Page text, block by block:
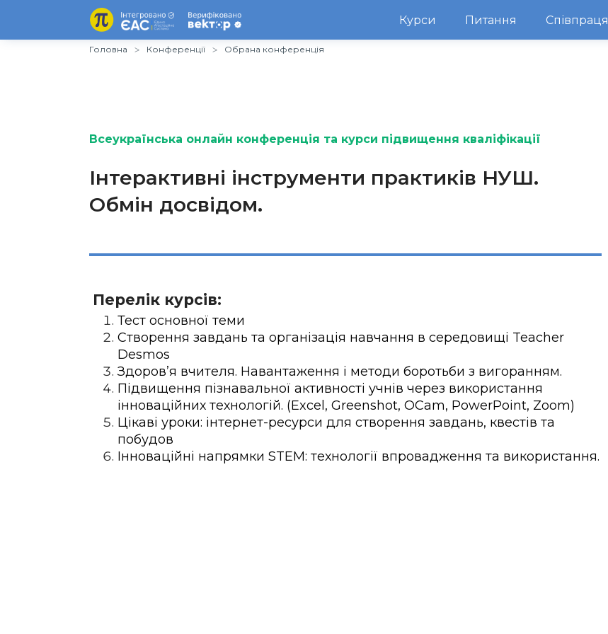
Курси Питання Співпраця
Головна Конференції Обрана конференція
Всеукраїнська онлайн конференція та курси підвищення кваліфікації
Інтерактивні інструменти практиків НУШ.
Oбмін досвідом.
Перелік курсів:
Тест основної теми
Створення завдань та організація навчання в середовищі Teacher
Desmos
Здоров’я вчителя. Навантаження і методи боротьби з вигоранням.
Підвищення пізнавальної активності учнів через використання
інноваційних технологій. (Excel, Greenshot, OCam, PowerPoint, Zoom)
Цікаві уроки: інтернет-ресурси для створення завдань, квестів та
побудов
Інноваційні напрямки STEM: технології впровадження та використання.